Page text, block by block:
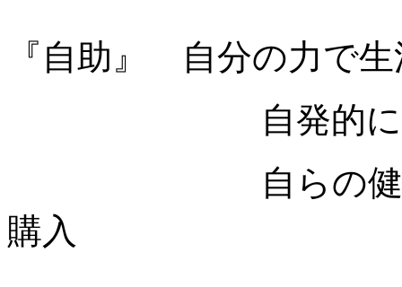
『自助』 自分の力で
自発的に生活
自らの健康管理
購入